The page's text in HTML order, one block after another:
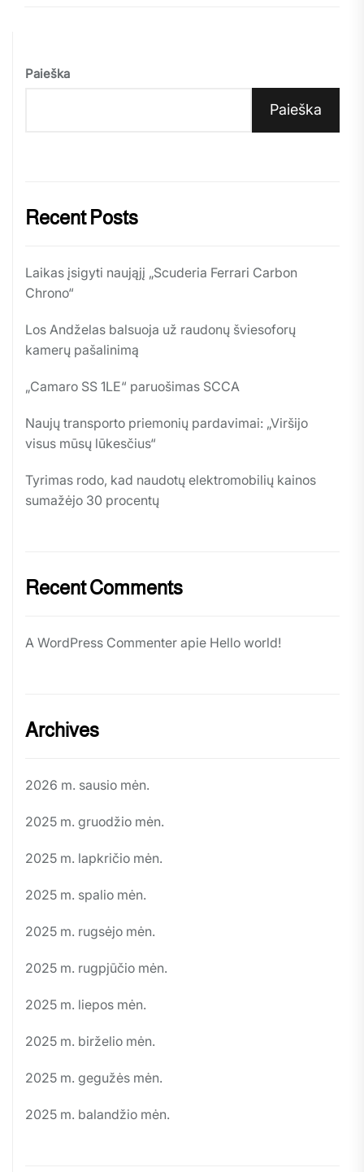
Paieška
Paieška
Recent Posts
Laikas įsigyti naująjį „Scuderia Ferrari Carbon
Chrono“
Los Andželas balsuoja už raudonų šviesoforų
kamerų pašalinimą
„Camaro SS 1LE“ paruošimas SCCA
Naujų transporto priemonių pardavimai: „Viršijo
visus mūsų lūkesčius“
Tyrimas rodo, kad naudotų elektromobilių kainos
sumažėjo 30 procentų
Recent Comments
A WordPress Commenter apie Hello world!
Archives
2026 m. sausio mėn.
2025 m. gruodžio mėn.
2025 m. lapkričio mėn.
2025 m. spalio mėn.
2025 m. rugsėjo mėn.
2025 m. rugpjūčio mėn.
2025 m. liepos mėn.
2025 m. birželio mėn.
2025 m. gegužės mėn.
2025 m. balandžio mėn.